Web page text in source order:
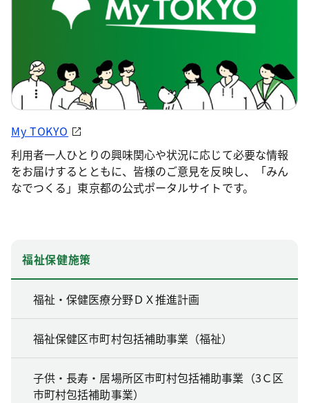
My TOKYO
利用者一人ひとりの興味関心や状況に応じて必要な情報
をお届けするとともに、皆様のご意見を反映し、「みん
なでつくる」東京都の公式ポータルサイトです。
福祉保健施策
福祉・保健医療分野ＤＸ推進計画
福祉保健区市町村包括補助事業（福祉）
子供・長寿・居場所区市町村包括補助事業（3Ｃ区
市町村包括補助事業）